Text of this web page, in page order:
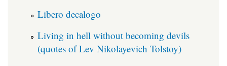
Libero decalogo
Living in hell without becoming devils
(quotes of Lev Nikolayevich Tolstoy)